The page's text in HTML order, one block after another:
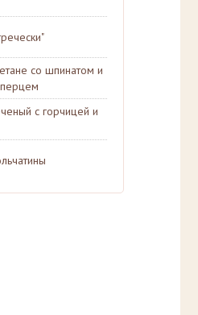
со шпинатом и
с горчицей и